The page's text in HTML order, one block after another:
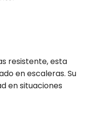
resistente, esta
en escaleras. Su
en situaciones